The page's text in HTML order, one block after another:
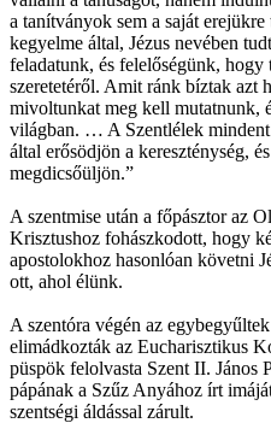
a tanítványok sem a saját
kegyelme által, Jézus nevében
feladatunk, és felelőségünk, hogy
szeretetéről. Amit ránk bíztak azt
mivoltunkat meg kell mutatnunk,
világban. … A Szentlélek
által erősödjön a kereszténység,
megdicsőüljön.”
A szentmise után a főpásztor az
Krisztushoz fohászkodott, hogy
apostolokhoz hasonlóan követni
ott, ahol élünk.
A szentóra végén az
elimádkozták az Eucharisztikus
püspök felolvasta Szent II. János
pápának a Szűz Anyához írt
szentségi áldással zárult.